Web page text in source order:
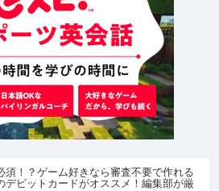
須！？ゲーム好きなら審査不要で作れる
デビットカードがオススメ！編集部が厳